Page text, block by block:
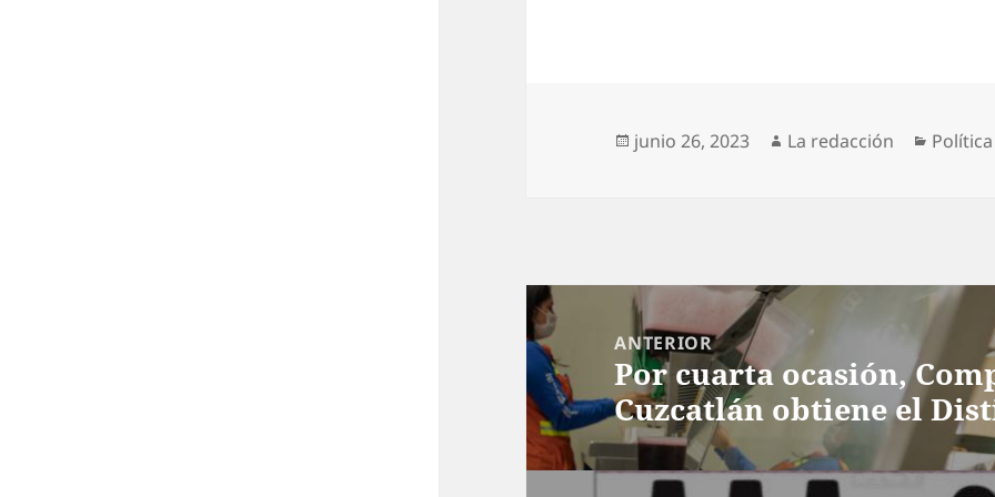
Publicado
junio 26, 2023 Autor
La redacción Política
Navegación
de
entradas
ANTERIOR
Entrada
anterior:
Por cuarta ocasión,
Cuzcatlán obtiene el